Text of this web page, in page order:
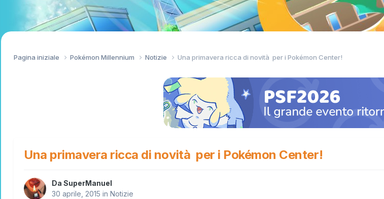
Pagina iniziale Pokémon Millennium Notizie Una primavera ricca di novità per i Pokémon Center!
Una primavera ricca di novità per i Pokémon Center!
Da SuperManuel
30 aprile, 2015 in Notizie